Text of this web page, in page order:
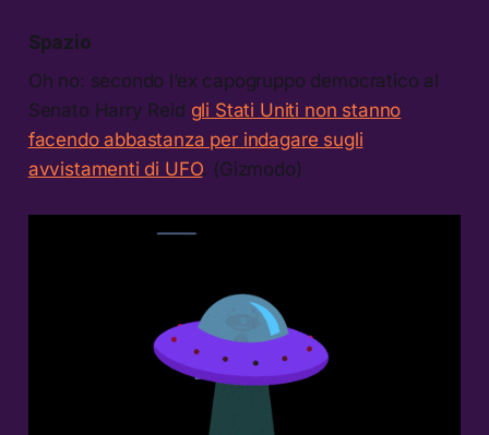
Spazio
Oh no: secondo l’ex capogruppo democratico al
Senato Harry Reid gli Stati Uniti non stanno
facendo abbastanza per indagare sugli
avvistamenti di UFO. (Gizmodo)